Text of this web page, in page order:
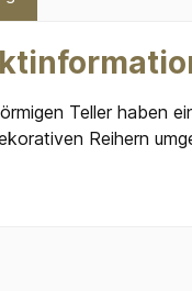
Teller haben
Reihern